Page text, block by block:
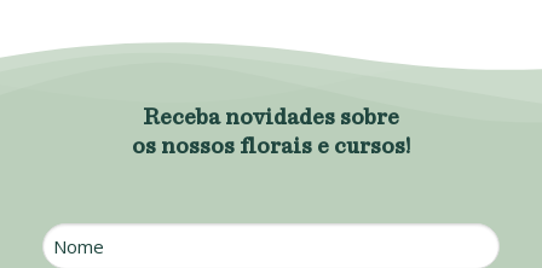
Receba novidades sobre
os nossos florais e cursos!
Nome